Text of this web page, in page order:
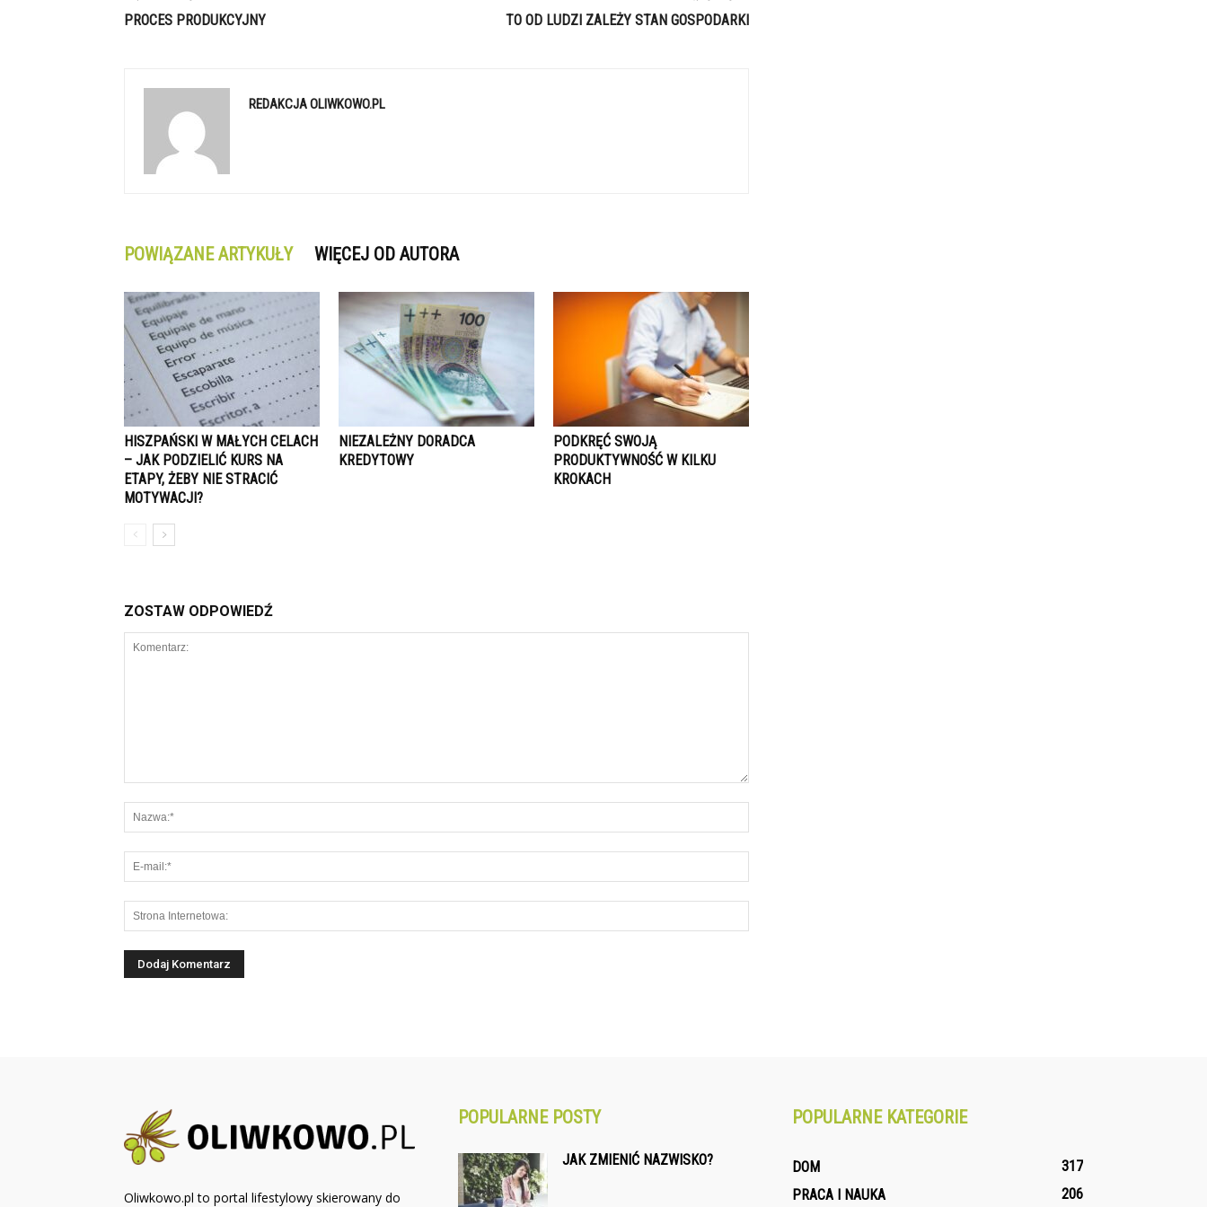
PROCES PRODUKCYJNY TO OD LUDZI ZALEŻY STAN GOSPODARKI
REDAKCJA OLIWKOWO.PL
POWIĄZANE ARTYKUŁY WIĘCEJ OD AUTORA
HISZPAŃSKI W MAŁYCH CELACH
– JAK PODZIELIĆ KURS NA
ETAPY, ŻEBY NIE STRACIĆ
MOTYWACJI?
NIEZALEŻNY DORADCA
KREDYTOWY
PODKRĘĆ SWOJĄ
PRODUKTYWNOŚĆ W KILKU
KROKACH
ZOSTAW ODPOWIEDŹ
Oliwkowo.pl to portal lifestylowy skierowany do
POPULARNE POSTY
JAK ZMIENIĆ NAZWISKO?
POPULARNE KATEGORIE
DOM
317
PRACA I NAUKA
206